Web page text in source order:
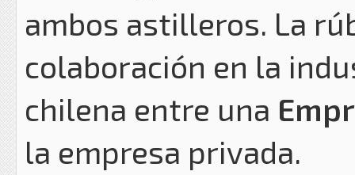
ambos astilleros. La
colaboración en la
chilena entre una
la empresa privada.